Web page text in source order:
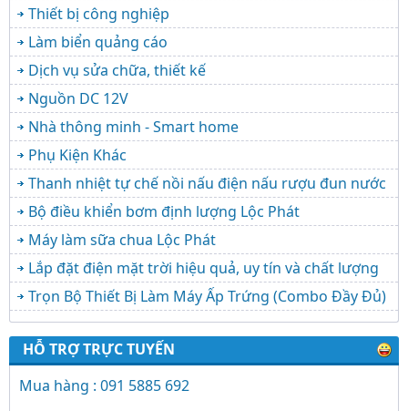
Thiết bị công nghiệp
Làm biển quảng cáo
Dịch vụ sửa chữa, thiết kế
Nguồn DC 12V
Nhà thông minh - Smart home
Phụ Kiện Khác
Thanh nhiệt tự chế nồi nấu điện nấu rượu đun nước
Bộ điều khiển bơm định lượng Lộc Phát
Máy làm sữa chua Lộc Phát
Lắp đặt điện mặt trời hiệu quả, uy tín và chất lượng
Trọn Bộ Thiết Bị Làm Máy Ấp Trứng (Combo Đầy Đủ)
HỖ TRỢ TRỰC TUYẾN
Mua hàng : 091 5885 692